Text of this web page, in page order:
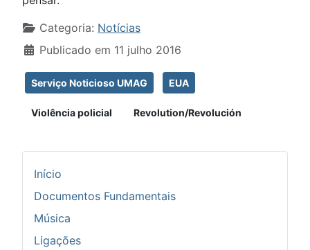
Detalhes
Categoria: Notícias
Publicado em 11 julho 2016
Serviço Noticioso UMAG EUA
Violência policial Revolution/Revolución
Início
Documentos Fundamentais
Música
Ligações